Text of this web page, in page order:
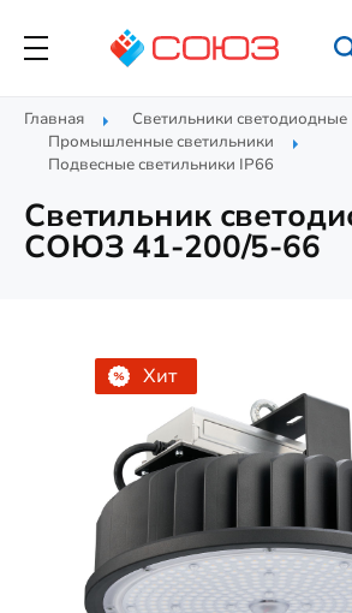
Главная
Светильники светодиодные
Промышленные светильники
Подвесные светильники IP66
Светильник
СОЮЗ 41-200/5-66
Хит